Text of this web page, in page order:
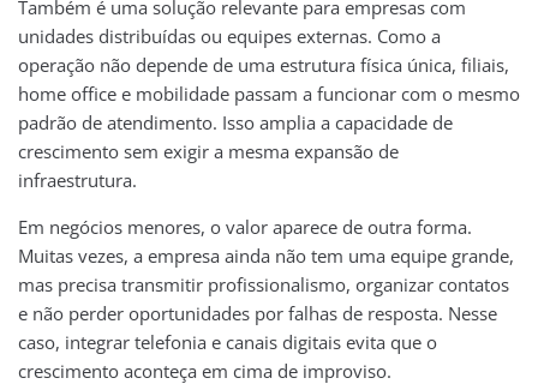
Também é uma solução relevante para empresas com
unidades distribuídas ou equipes externas. Como a
operação não depende de uma estrutura física única, filiais,
home office e mobilidade passam a funcionar com o mesmo
padrão de atendimento. Isso amplia a capacidade de
crescimento sem exigir a mesma expansão de
infraestrutura.
Em negócios menores, o valor aparece de outra forma.
Muitas vezes, a empresa ainda não tem uma equipe grande,
mas precisa transmitir profissionalismo, organizar contatos
e não perder oportunidades por falhas de resposta. Nesse
caso, integrar telefonia e canais digitais evita que o
crescimento aconteça em cima de improviso.